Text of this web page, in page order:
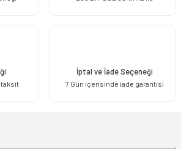
taksit
İptal ve İade Seçeneği
7 Gün içerisinde iade garantisi